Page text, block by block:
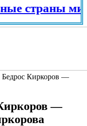
страны мира
Киркоров —
—